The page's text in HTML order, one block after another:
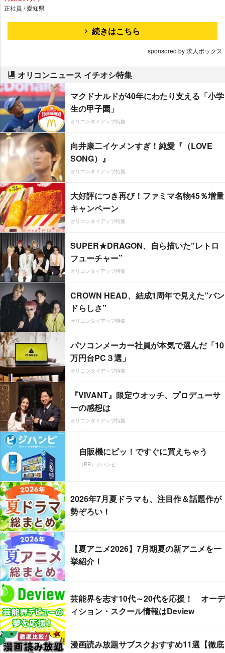
正社員 / 愛知県
続きはこちら
sponsored by 求人ボックス
オリコンニュース イチオシ特集
マクドナルドが40年にわたり支える「小学
生の甲子園」
オリコンタイアップ特集
向井康二イケメンすぎ！純愛『（LOVE
SONG）』
オリコンタイアップ特集
大好評につき再び！ファミマ名物45％増量
キャンペーン
オリコンタイアップ特集
SUPER★DRAGON、自ら描いた”レトロ
フューチャー”
オリコンタイアップ特集
CROWN HEAD、結成1周年で見えた”バン
ドらしさ”
オリコンタイアップ特集
パソコンメーカー社員が本気で選んだ「10
万円台PC３選」
オリコンタイアップ特集
『VIVANT』限定ウオッチ、プロデューサ
ーの感想は
オリコンタイアップ特集
自販機にピッ！ですぐに買えちゃう
（PR）ジハンピ
2026年7月夏ドラマも、注目作＆話題作が
勢ぞろい！
【夏アニメ2026】7月期夏の新アニメを一
挙紹介！
芸能界を志す10代～20代を応援！ オーデ
ィション・スクール情報はDeview
漫画読み放題サブスクおすすめ11選【徹底